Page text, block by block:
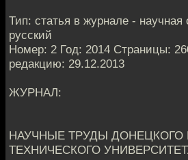
Тип: статья в журнале - научная
русский
Номер: 2 Год: 2014 Страницы:
редакцию: 29.12.2013
ЖУРНАЛ:
НАУЧНЫЕ ТРУДЫ
ТЕХНИЧЕСКОГО